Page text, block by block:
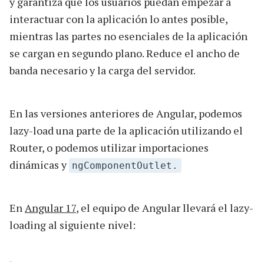
interactuar con la aplicación lo antes posible,
mientras las partes no esenciales de la aplicación
se cargan en segundo plano. Reduce el ancho de
banda necesario y la carga del servidor.
En las versiones anteriores de Angular, podemos
lazy-load una parte de la aplicación utilizando el
Router, o podemos utilizar importaciones
dinámicas y ngComponentOutlet.
EnAngular 17, el equipo de Angular llevará el lazy-
loading al siguiente nivel: